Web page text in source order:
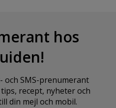
hos
och SMS-prenumerant
recept, nyheter och
din mejl och mobil.